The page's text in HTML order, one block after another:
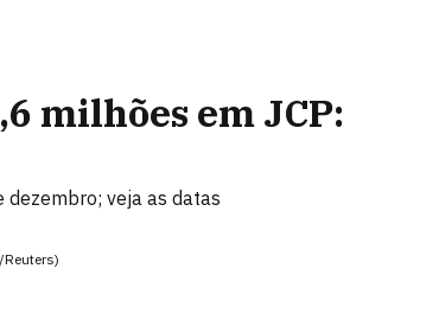
milhões em JCP:
veja as datas